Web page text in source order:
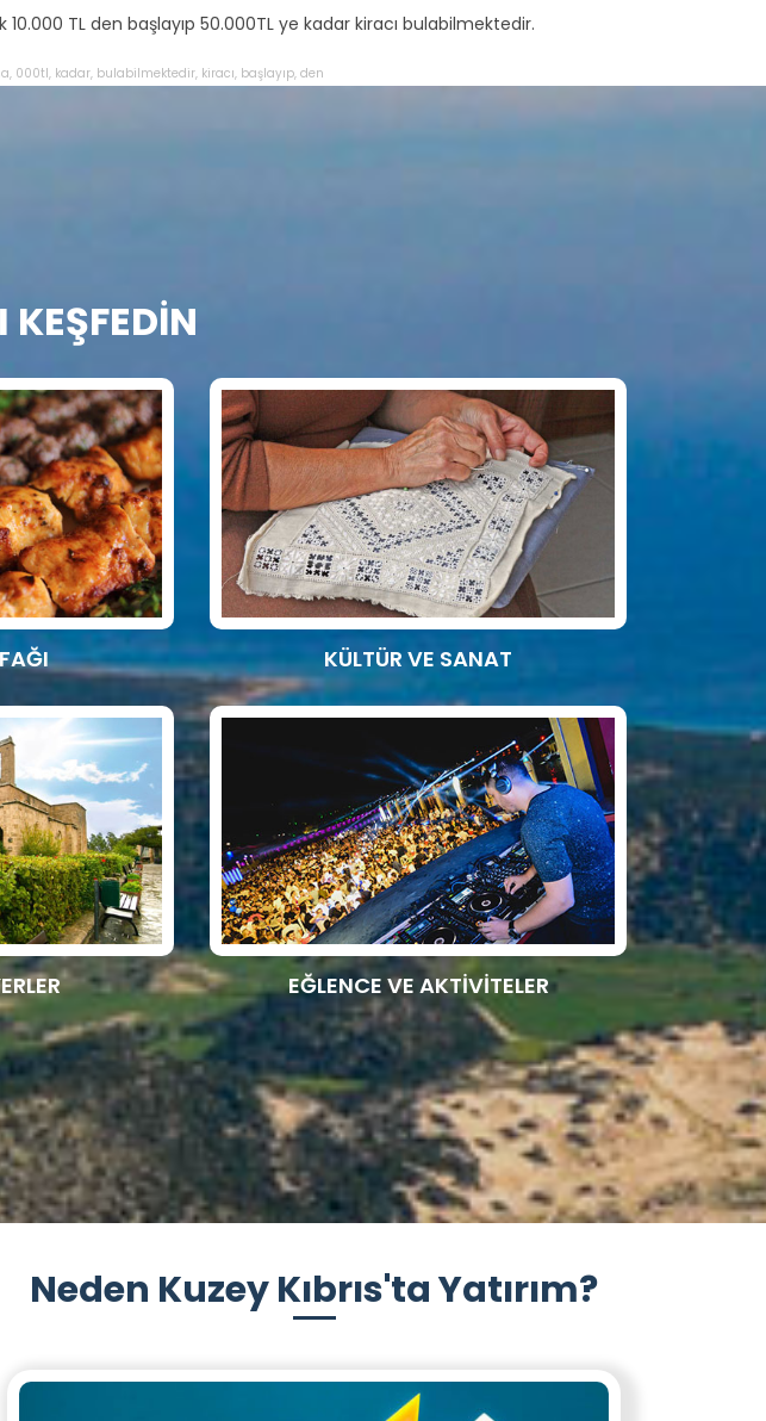
TL den başlayıp 50.000TL ye kadar kiracı bulabilmektedir.
, 000tl, kadar, bulabilmektedir, kiracı, başlayıp, den
KÜLTÜR VE SANAT
EĞLENCE VE AKTİVİTELER
Neden Kuzey Kıbrıs'ta Yatırım?